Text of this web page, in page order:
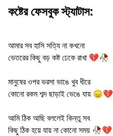
কষ্টের ফেসবুক স্ট্যাটাস:
আমার সব হাসি সত্যি না কখনো
ভেতরের কিছু বড় কষ্ট ঢেকে রাখা 💔🥀
মানুষের ওপর ভরসা ভাঙে খুব ধীরে
কোনো রকম শব্দ ছাড়াই ভেঙে যায় 😞💔
আমি ঠিক আছি বললেই কিন্তু সব
কিছু ঠিক হয়ে যায় না কোনো সময় 🥀💔